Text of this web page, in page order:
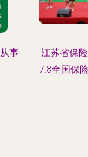
事
江苏省保
7.8全国保